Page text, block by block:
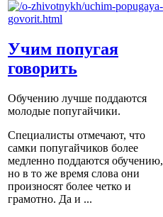
Учим попугая
говорить
Обучению лучше поддаются
молодые попугайчики.
Специалисты отмечают, что
самки попугайчиков более
медленно поддаются обучению,
но в то же время слова они
произносят более четко и
грамотно. Да и ...